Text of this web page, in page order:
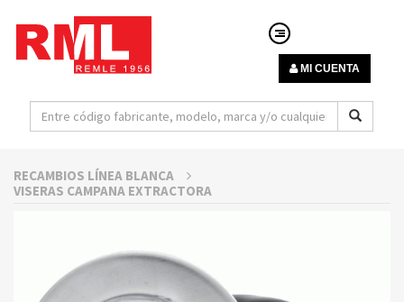
MI CUENTA
RECAMBIOS LÍNEA BLANCA
VISERAS CAMPANA EXTRACTORA